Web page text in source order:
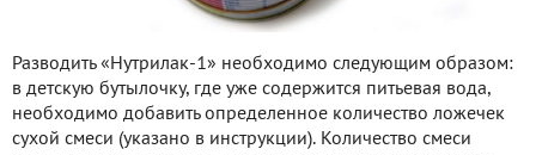
Разводить «Нутрилак-1» необходимо следующим образом:
в детскую бутылочку, где уже содержится питьевая вода,
необходимо добавить определенное количество ложечек
сухой смеси (указано в инструкции). Количество смеси